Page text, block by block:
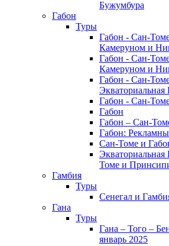
Бужумбура
Габон
Туры
Габон - Сан-Томе
Камеруном и
Габон - Сан-Томе
Камеруном и
Габон - Сан-
Экваториальная
Габон - Сан-
Габон
Габон – Сан-
Габон:
Сан-Томе и
Томе и
Гамбия
Туры
Сенегал и
Гана
Туры
Гана – Того –
январь 2025